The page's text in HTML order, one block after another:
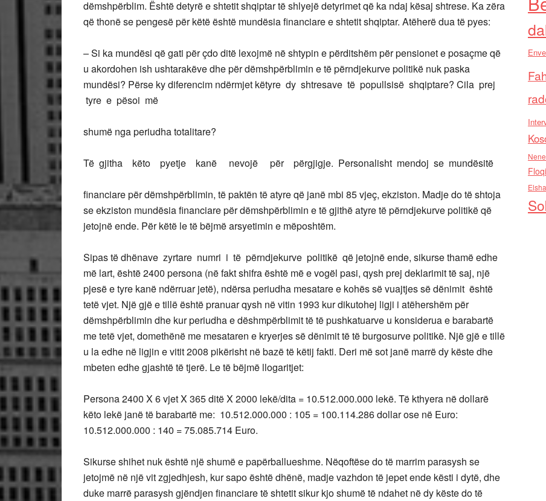
dëmshpërblim. Është detyrë e shtetit shqiptar të shlyejë detyrimet që ka ndaj kësaj shtrese. Ka zëra
që thonë se pengesë për këtë është mundësia financiare e shtetit shqiptar. Atëherë dua të pyes:
– Si ka mundësi që gati për çdo ditë lexojmë në shtypin e përditshëm për pensionet e posaçme që
u akordohen ish ushtarakëve dhe për dëmshpërblimin e të përndjekurve politikë nuk paska
mundësi? Përse ky diferencim ndërmjet këtyre dy shtresave të popullsisë shqiptare? Cila prej
tyre e pësoi më
shumë nga periudha totalitare?
Të gjitha këto pyetje kanë nevojë për përgjigje. Personalisht mendoj se mundësitë
financiare për dëmshpërblimin, të paktën të atyre që janë mbi 85 vjeç, ekziston. Madje do të shtoja
se ekziston mundësia financiare për dëmshpërblimin e të gjithë atyre të përndjekurve politikë që
jetojnë ende. Për këtë le të bëjmë arsyetimin e mëposhtëm.
Sipas të dhënave zyrtare numri i të përndjekurve politikë që jetojnë ende, sikurse thamë edhe
më lart, është 2400 persona (në fakt shifra është më e vogël pasi, qysh prej deklarimit të saj, një
pjesë e tyre kanë ndërruar jetë), ndërsa periudha mesatare e kohës së vuajtjes së dënimit është
tetë vjet. Një gjë e tillë është pranuar qysh në vitin 1993 kur dikutohej ligji i atëhershëm për
dëmshpërblimin dhe kur periudha e dëshmpërblimit të të pushkatuarve u konsiderua e barabartë
me tetë vjet, domethënë me mesataren e kryerjes së dënimit të të burgosurve politikë. Një gjë e tillë
u la edhe në ligjin e vitit 2008 pikërisht në bazë të këtij fakti. Deri më sot janë marrë dy këste dhe
mbeten edhe gjashtë të tjerë. Le të bëjmë llogaritjet:
Persona 2400 X 6 vjet X 365 ditë X 2000 lekë/dita = 10.512.000.000 lekë. Të kthyera në dollarë
këto lekë janë të barabartë me: 10.512.000.000 : 105 = 100.114.286 dollar ose në Euro:
10.512.000.000 : 140 = 75.085.714 Euro.
Sikurse shihet nuk është një shumë e papërballueshme. Nëqoftëse do të marrim parasysh se
jetojmë në një vit zgjedhjesh, kur sapo është dhënë, madje vazhdon të jepet ende kësti i dytë, dhe
duke marrë parasysh gjëndjen financiare të shtetit sikur kjo shumë të ndahet në dy këste do të
Floqi